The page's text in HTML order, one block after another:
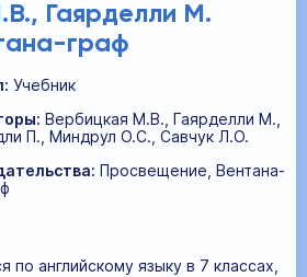
Гаярделли М.
граф
Учебник
Вербицкая М.В., Гаярделли М.,
П., Миндрул О.С., Савчук Л.О.
Просвещение, Вентана-
по английскому языку в 7 классах,